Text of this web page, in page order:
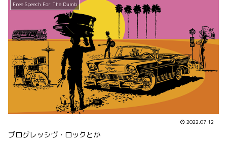
Free Speech For The Dumb
2022.07.12
プログレッシヴ・ロックとか